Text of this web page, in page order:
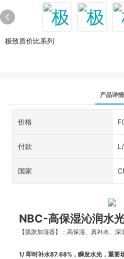
极致质价比系列
产品详情
价格
付款
国家
NBC-高保湿沁润水
【肌肤加湿器】：高保湿、真补水、
1/即时补水87.68%，瞬发水光，重要